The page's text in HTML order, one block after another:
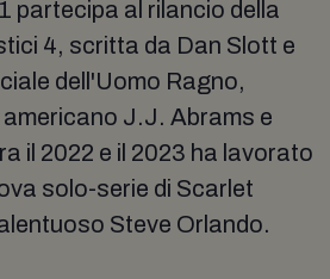
partecipa al rilancio della
4, scritta da Dan Slott e
dell'Uomo Ragno,
J.J. Abrams e
il 2022 e il 2023 ha lavorato
solo-serie di Scarlet
Steve Orlando.